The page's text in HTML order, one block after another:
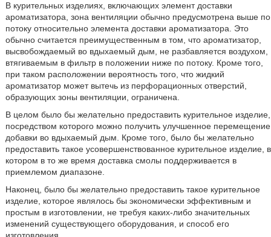
В курительных изделиях, включающих элемент доставки
ароматизатора, зона вентиляции обычно предусмотрена выше по
потоку относительно элемента доставки ароматизатора. Это
обычно считается преимущественным в том, что ароматизатор,
высвобождаемый во вдыхаемый дым, не разбавляется воздухом,
втягиваемым в фильтр в положении ниже по потоку. Кроме того,
при таком расположении вероятность того, что жидкий
ароматизатор может вытечь из перфорационных отверстий,
образующих зоны вентиляции, ограничена.
В целом было бы желательно предоставить курительное изделие,
посредством которого можно получить улучшенное перемещение
добавки во вдыхаемый дым. Кроме того, было бы желательно
предоставить такое усовершенствованное курительное изделие, в
котором в то же время доставка смолы поддерживается в
приемлемом диапазоне.
Наконец, было бы желательно предоставить такое курительное
изделие, которое являлось бы экономически эффективным и
простым в изготовлении, не требуя каких-либо значительных
изменений существующего оборудования, и способ его